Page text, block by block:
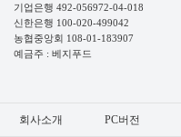
기업은행 492-056972-04-018
신한은행 100-020-499042
농협중앙회 108-01-183907
예금주 : 베지푸드
회사소개 PC버전